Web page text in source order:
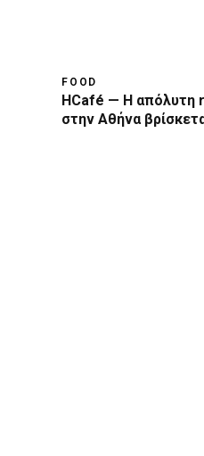
FOOD
HCafé — Η απόλυτη
στην Αθήνα